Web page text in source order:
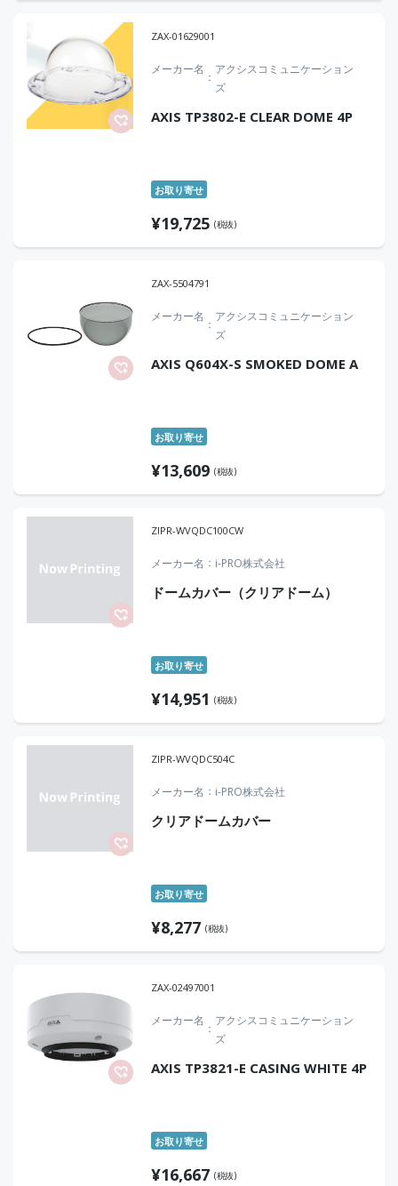
ZAX-01629001
メーカー名
アクシスコミュニケーション
ズ
AXIS TP3802-E CLEAR DOME 4P
お取り寄せ
¥19,725 (税抜)
ZAX-5504791
メーカー名
アクシスコミュニケーション
ズ
AXIS Q604X-S SMOKED DOME A
お取り寄せ
¥13,609 (税抜)
ZIPR-WVQDC100CW
メーカー名 i-PRO株式会社
ドームカバー（クリアドーム）
お取り寄せ
¥14,951 (税抜)
ZIPR-WVQDC504C
メーカー名 i-PRO株式会社
クリアドームカバー
お取り寄せ
¥8,277 (税抜)
ZAX-02497001
メーカー名
アクシスコミュニケーション
ズ
AXIS TP3821-E CASING WHITE 4P
お取り寄せ
¥16,667 (税抜)